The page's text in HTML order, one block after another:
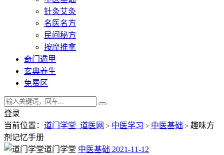
针灸艾灸
名医名方
民间秘方
按摩推拿
奇门遁甲
玄典养生
免费区
登录
当前位置： 道门学堂_道医网 > 中医学习 > 中医基础 > 趣味方
剂记忆手册
道门学堂 中医基础 2021-11-12